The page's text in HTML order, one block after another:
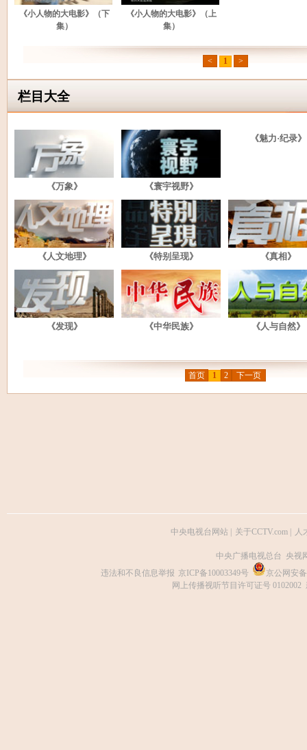
《小人物的大电影》（下
集）
《小人物的大电影》（上
集）
< 1 >
栏目大全
《万象》 《寰宇视野》
《魅力·纪录》
《人文地理》 《特别呈现》 《真相》
《发现》 《中华民族》 《人与自然》
首页 1 2 下一页
中央电视台网站 关于CCTV.com 人
中央广播电视总台 央视
违法和不良信息举报 京ICP备10003349号
京公网安
网上传播视听节目许可证号 0102002